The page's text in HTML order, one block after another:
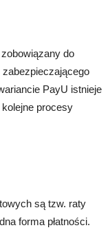
do
PayU istnieje
procesy
są tzw. raty
forma płatności.